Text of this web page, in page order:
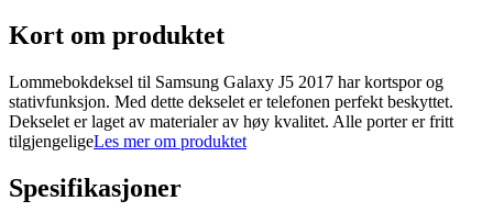
Kort om produktet
Lommebokdeksel til Samsung Galaxy J5 2017 har kortspor og
stativfunksjon. Med dette dekselet er telefonen perfekt beskyttet.
Dekselet er laget av materialer av høy kvalitet. Alle porter er fritt
tilgjengeligeLes mer om produktet
Spesifikasjoner